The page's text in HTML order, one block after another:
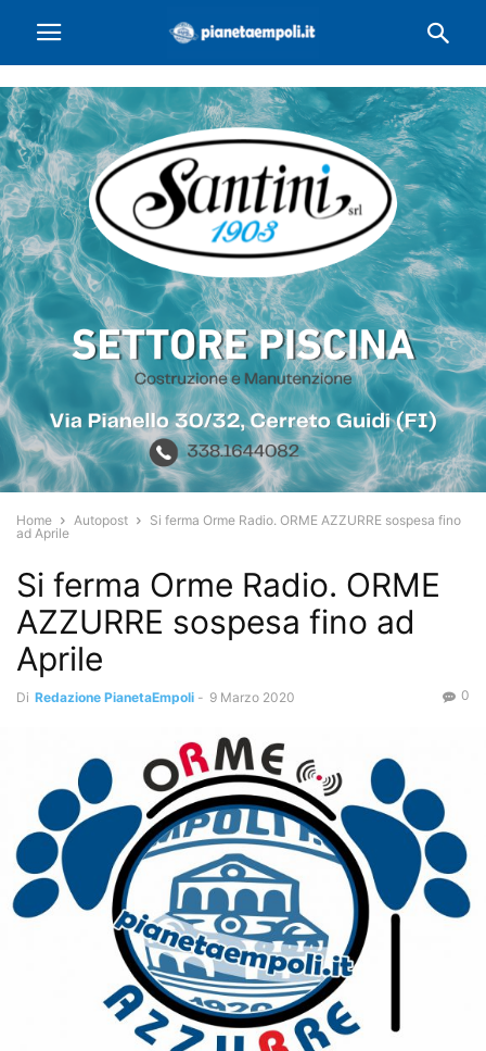
Home Autopost
Si ferma Orme Radio. ORME AZZURRE sospesa fino
ad Aprile
Si ferma Orme Radio. ORME
AZZURRE sospesa fino ad
Aprile
Di Redazione PianetaEmpoli - 9 Marzo 2020 0